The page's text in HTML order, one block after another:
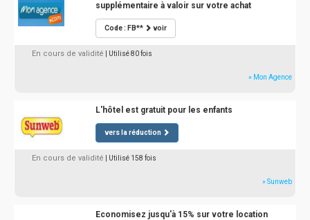
supplémentaire à valoir sur votre achat
Code : FB** voir
En cours de validité | Utilisé 80 fois
» Mon Agence
L'hôtel est gratuit pour les enfants
vers la réduction
En cours de validité | Utilisé 158 fois
» Sunweb
Economisez jusqu'à 15% sur votre location